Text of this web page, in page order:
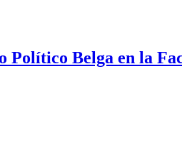
Político Belga en la